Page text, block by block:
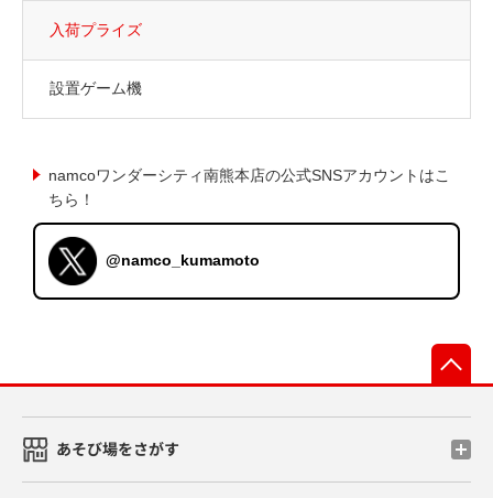
入荷プライズ
設置ゲーム機
namcoワンダーシティ南熊本店の公式SNSアカウントはこ
ちら！
@namco_kumamoto
あそび場をさがす